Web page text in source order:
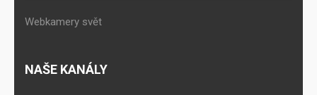
Webkamery svět
NAŠE KANÁLY